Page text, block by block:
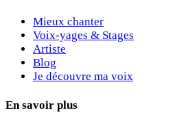
Mieux chanter
Voix-yages & Stages
Artiste
Blog
Je découvre ma voix
En savoir plus